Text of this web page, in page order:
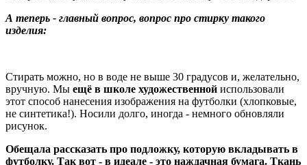
А теперь - главный вопрос, вопрос про стирку такого
изделия:
Стирать можно, но в воде не выше 30 градусов и, желательно,
вручную. Мы ещё в школе художественной использовали
этот способ нанесения изображения на футболки (хлопковые,
не синтетика!). Носили долго, иногда - немного обновляли
рисунок.
Обещала рассказать про подложку, которую вкладывать в
футболку. Так вот - в идеале - это наждачная бумага. Ткань